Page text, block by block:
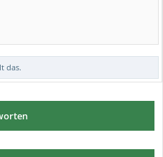
das.